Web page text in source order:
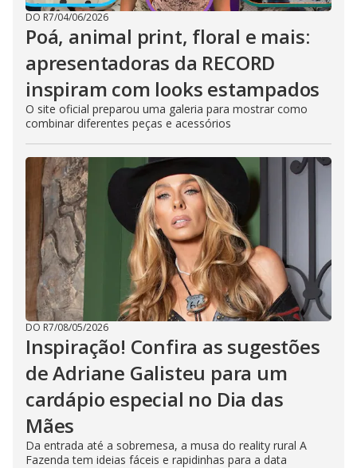
DO R7/04/06/2026
Poá, animal print, floral e mais:
apresentadoras da RECORD
inspiram com looks estampados
O site oficial preparou uma galeria para mostrar como
combinar diferentes peças e acessórios
DO R7/08/05/2026
Inspiração! Confira as sugestões
de Adriane Galisteu para um
cardápio especial no Dia das
Mães
Da entrada até a sobremesa, a musa do reality rural A
Fazenda tem ideias fáceis e rapidinhas para a data